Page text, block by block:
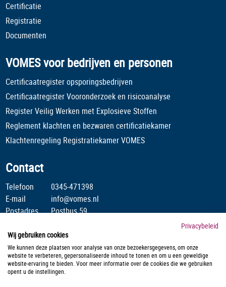
Certificatie
Registratie
Documenten
VOMES voor bedrijven en personen
Certificaatregister opsporingsbedrijven
Certificaatregister Vooronderzoek en risicoanalyse
Register Veilig Werken met Explosieve Stoffen
Reglement klachten en bezwaren certificatiekamer
Klachtenregeling Registratiekamer VOMES
Contact
Telefoon
0345-471398
E-mail
info@vomes.nl
Postadres
Postbus 59
Stichting Veilig Omgaan Met Explosieve Stoffen is lid van :
Privacybeleid
Wij gebruiken cookies
We kunnen deze plaatsen voor analyse van onze bezoekersgegevens, om onze
website te verbeteren, gepersonaliseerde inhoud te tonen en om u een geweldige
website-ervaring te bieden. Voor meer informatie over de cookies die we gebruiken
opent u de instellingen.